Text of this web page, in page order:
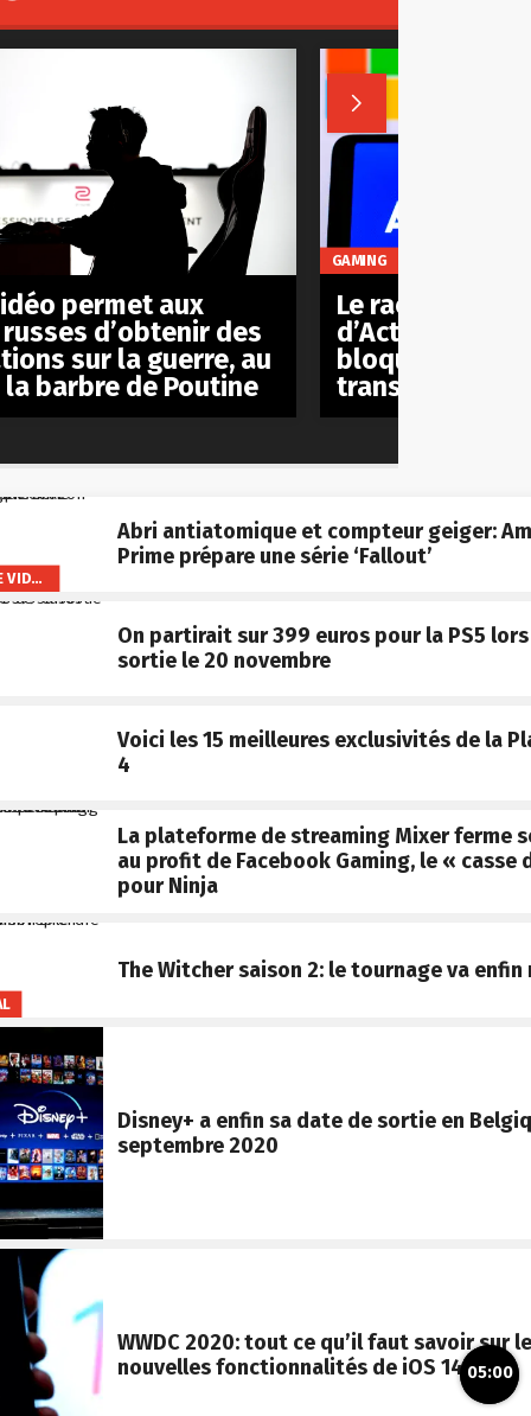
AMAZON PRIME VIDEO
Abri antiatomique et compteur geiger:
Prime prépare une série ‘Fallout’
On partirait sur 399 euros pour la PS5
sortie le 20 novembre
Voici les 15 meilleures exclusivités de la
4
La plateforme de streaming Mixer ferme
au profit de Facebook Gaming, le « casse
pour Ninja
The Witcher saison 2: le tournage va enfin
Disney+ a enfin sa date de sortie en
septembre 2020
WWDC 2020: tout ce qu’il faut savoir sur
nouvelles fonctionnalités de iOS 14

permet aux
d’obtenir des
sur la guerre, au
la barbre de Poutine
GAMING
Le rachat
d’Activision/
bloqué par le
transaction
05:00